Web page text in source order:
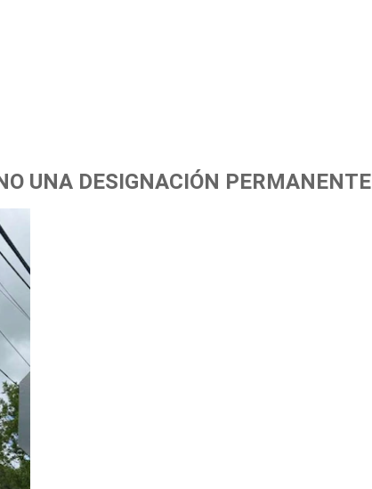
UNA DESIGNACIÓN PERMANENTE